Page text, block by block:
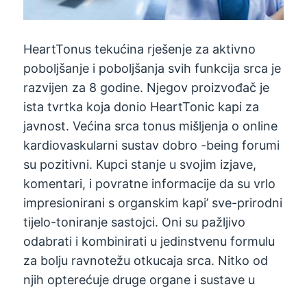
HeartTonus tekućina rješenje za aktivno
poboljšanje i poboljšanja svih funkcija srca je
razvijen za 8 godine. Njegov proizvođač je
ista tvrtka koja donio HeartTonic kapi za
javnost. Većina srca tonus mišljenja o online
kardiovaskularni sustav dobro -being forumi
su pozitivni. Kupci stanje u svojim izjave,
komentari, i povratne informacije da su vrlo
impresionirani s organskim kapi’ sve-prirodni
tijelo-toniranje sastojci. Oni su pažljivo
odabrati i kombinirati u jedinstvenu formulu
za bolju ravnotežu otkucaja srca. Nitko od
njih opterećuje druge organe i sustave u